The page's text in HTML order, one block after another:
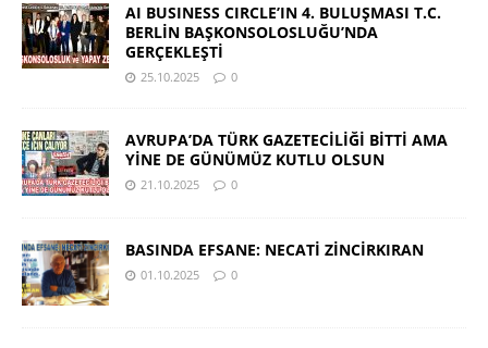
AI BUSINESS CIRCLE’IN 4. BULUŞMASI T.C.
BERLİN BAŞKONSOLOSLUĞU’NDA
GERÇEKLEŞTİ
25.10.2025 0
AVRUPA’DA TÜRK GAZETECİLİĞİ BİTTİ AMA
YİNE DE GÜNÜMÜZ KUTLU OLSUN
21.10.2025 0
BASINDA EFSANE: NECATİ ZİNCİRKIRAN
01.10.2025 0